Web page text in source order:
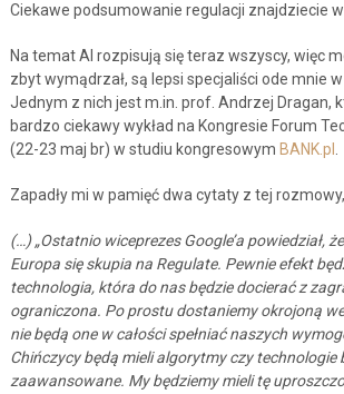
Ciekawe podsumowanie regulacji znajdziecie
Na temat AI rozpisują się teraz wszyscy, więc
zbyt wymądrzał, są lepsi specjaliści ode mnie
Jednym z nich jest m.in. prof. Andrzej Dragan,
bardzo ciekawy wykład na Kongresie Forum
(22-23 maj br) w studiu kongresowym BANK.pl .
Zapadły mi w pamięć dwa cytaty z tej
(…) „Ostatnio wiceprezes Google’a powiedział,
Europa się skupia na Regulate. Pewnie efekt
technologia, która do nas będzie docierać z
ograniczona. Po prostu dostaniemy okrojoną
nie będą one w całości spełniać naszych
Chińczycy będą mieli algorytmy czy technologie
zaawansowane. My będziemy mieli tę